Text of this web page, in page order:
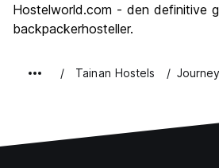
Hostelworld.com - den definitive
backpackerhosteller.
Tainan Hostels